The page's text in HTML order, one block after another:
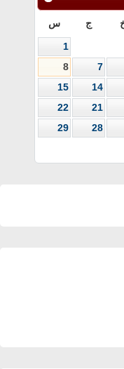
ج س
1
7
8
14
15
21
22
28
29